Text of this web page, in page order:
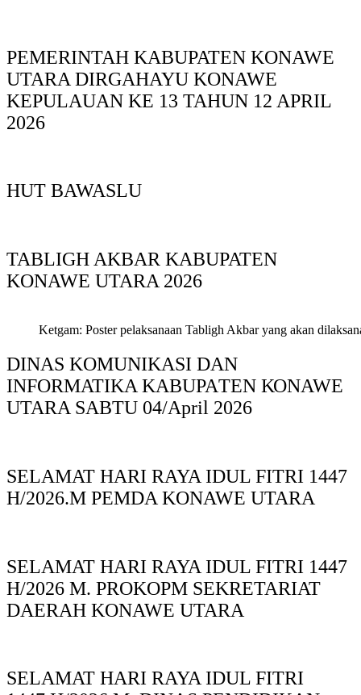
PEMERINTAH KABUPATEN KONAWE
UTARA DIRGAHAYU KONAWE
KEPULAUAN KE 13 TAHUN 12 APRIL
2026
HUT BAWASLU
TABLIGH AKBAR KABUPATEN
KONAWE UTARA 2026
Ketgam: Poster pelaksanaan Tabligh Akbar yang akan
DINAS KOMUNIKASI DAN
INFORMATIKA KABUPAΤΕΝ ΚΟNAWE
UTARA SABTU 04/April 2026
SELAMAT HARI RAYA IDUL FITRI 1447
H/2026.M PEMDA KONAWE UTARA
SELAMAT HARI RAYA IDUL FITRI 1447
H/2026 M. PROKOPM SEKRETARIAT
DAERAH KONAWE UTARA
SELAMAT HARI RAYA IDUL FITRI